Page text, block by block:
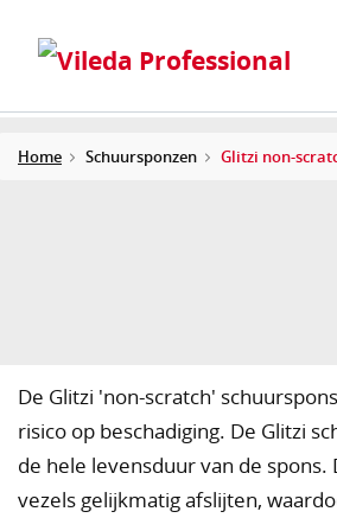
Home Schuursponzen Glitzi non-
De Glitzi 'non-scratch'
risico op beschadiging. De Glitzi
de hele levensduur van de
vezels gelijkmatig afslijten,